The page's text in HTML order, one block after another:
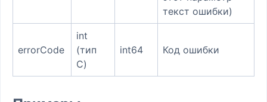
текст ошибки)
errorCode
int
(тип
C)
int64 Код ошибки